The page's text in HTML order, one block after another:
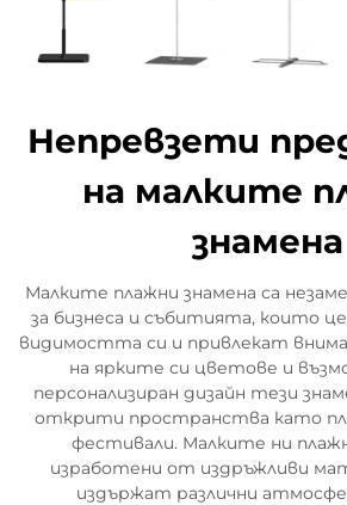
Непревзети
на малките
знамена
Малките плажни знамена са
за бизнеса и събитията, които
видимостта си и привлекат
на ярките си цветове и
персонализиран дизайн тези
открити пространства като
фестивали. Малките ни
изработени от издръжливи
издържат различни